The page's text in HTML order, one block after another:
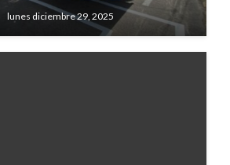
lunes diciembre 29, 2025